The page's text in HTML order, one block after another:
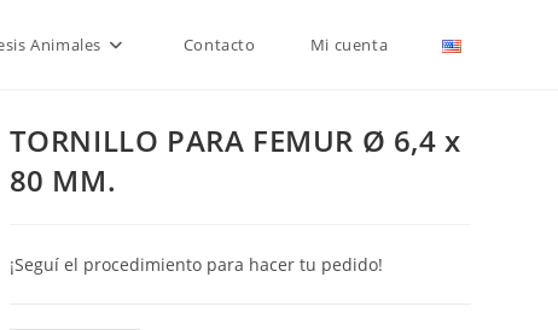
Animales Contacto Mi cuenta
TORNILLO PARA FEMUR Ø 6,4 x
80 MM.
¡Seguí el procedimiento para hacer tu pedido!